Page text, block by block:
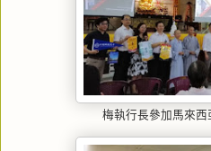
梅執行長參加馬來西